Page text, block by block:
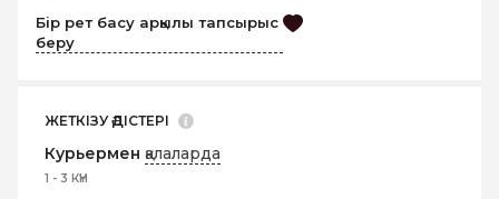
Бір рет басу арқылы тапсырыс
беру
ЖЕТКІЗУ ӘДІСТЕРІ
Курьермен қалаларда
1 - 3 КҮН